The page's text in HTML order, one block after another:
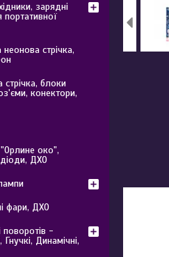
зарядні
портативної
стрічка,
стрічка, блоки
конектори,
око",
ДХО
фари, ДХО
поворотів -
Гнучкі, Динамічні,